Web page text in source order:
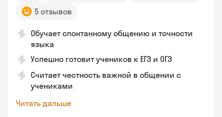
5 отзывов
Обучает спонтанному общению и точности
языка
Успешно готовит учеников к ЕГЭ и ОГЭ
Считает честность важной в общении с
учениками
Читать дальше